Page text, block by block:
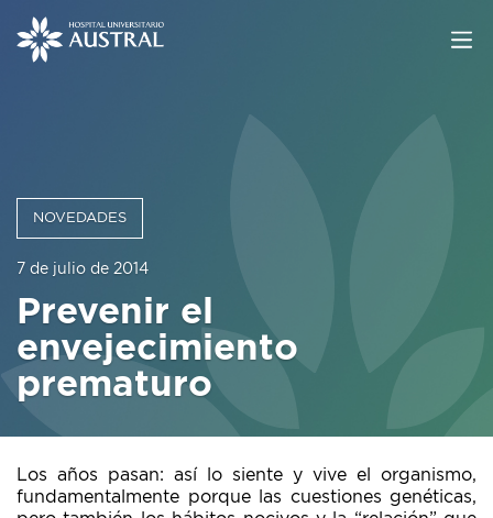
NOVEDADES
7 de julio de 2014
Prevenir el
envejecimiento
prematuro
Los años pasan: así lo siente y vive el organismo,
fundamentalmente porque las cuestiones genéticas,